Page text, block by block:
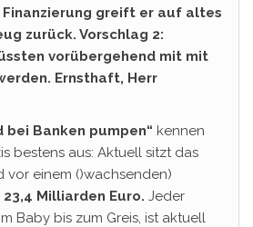
Finanzierung greift er auf altes
zurück. Vorschlag 2:
vorübergehend mit mit
Ernsthaft, Herr
bei Banken pumpen“ kennen
bestens aus: Aktuell sitzt das
vor einem ()wachsenden)
Milliarden Euro. Jeder
Baby bis zum Greis, ist aktuell